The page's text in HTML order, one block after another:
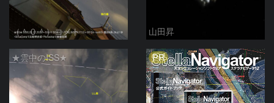
（＾０＾）コメト 山田昇
★雲中のISS★ PR